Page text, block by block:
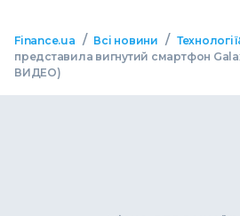
Finance.ua / Всі новини /
представила вигнутий смартфон
ВИДЕО)